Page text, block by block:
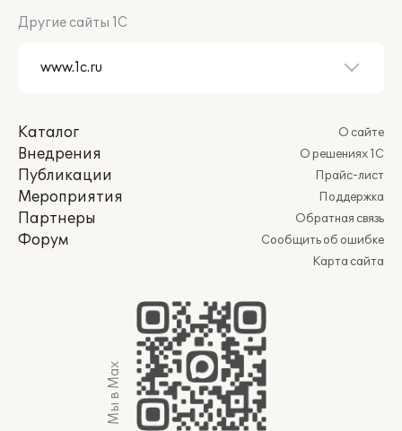
Другие сайты 1С
Каталог
Внедрения
Публикации
Мероприятия
Партнеры
Форум
О сайте
О решениях 1С
Прайс-лист
Поддержка
Обратная связь
Сообщить об ошибке
Карта сайта
Мы в Max